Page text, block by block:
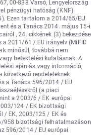
00-838 Varsó, Lengyelország
pénzügyi hatóság (KNF)
Ezen tartalom a 2014/65/EU
és a Tanács 2014. május 15-i
, 24. cikkének (3) bekezdése
2011/61 / EU irányelv (MiFID
minősül, továbbá nem
befektetési kutatásnak. A
ajánlás vagy információ,
rendeleteknek
a Tanács 596/2014 / EU
(a piaci
a 2003/6 / EK európai
124 / EK bizottsági
/ EK, 2003/125 / EK és
958 bizottsági felhatalmazáson
596/2014 / EU európai